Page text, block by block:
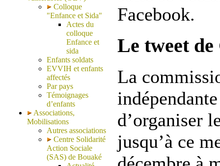
Colloque
"Enfance et Sida"
Actes du
colloque
Enfance et
sida
Enfants soldats
EVVIH et enfants
affectés
Par pays
Témoignages
d’enfants
Associations,
Mobilisations
Autres associations
Centre Solidarité
Action Sociale
(SAS) de Bouaké
Facebook.
Le tweet de
La
d’organiser
jusqu’à ce